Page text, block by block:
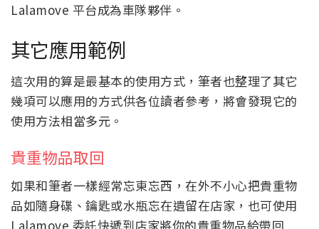
Lalamove 平台成為車隊夥伴。
其它應用範例
這次用的算是最基本的使用方式，筆者也整理了其它
幾項可以應用的方式供各位讀者參考，將會發現它的
使用方法相當多元。
貴重物品取回
如果和筆者一樣經常忘東忘西，在外不小心把貴重物
品如隨身碟、鑰匙或水瓶忘在遺留在店家，也可使用
Lalamove 委託快遞到店家將你的貴重物品給帶回